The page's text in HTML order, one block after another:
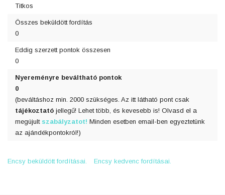
Titkos
Összes beküldött fordítás
0
Eddig szerzett pontok összesen
0
Nyereményre beváltható pontok
0
(beváltáshoz min. 2000 szükséges. Az itt látható pont csak
tájékoztató jellegű! Lehet több, és kevesebb is! Olvasd el a
megújult szabályzatot! Minden esetben email-ben egyeztetünk
az ajándékpontokról!)
Encsy beküldött fordításai. Encsy kedvenc fordításai.